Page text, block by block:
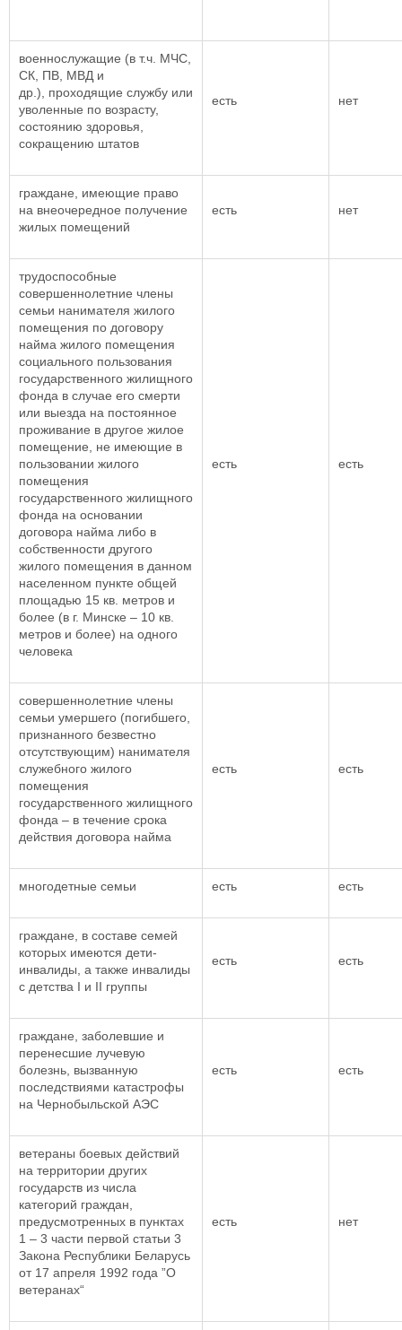
военнослужащие (в т.ч. МЧС,
СК, ПВ, МВД и
др.), проходящие службу или
уволенные по возрасту,
состоянию здоровья,
сокращению штатов
есть нет
граждане, имеющие право
на внеочередное получение
жилых помещений
есть нет
трудоспособные
совершеннолетние члены
семьи нанимателя жилого
помещения по договору
найма жилого помещения
социального пользования
государственного жилищного
фонда в случае его смерти
или выезда на постоянное
проживание в другое жилое
помещение, не имеющие в
пользовании жилого
помещения
государственного жилищного
фонда на основании
договора найма либо в
собственности другого
жилого помещения в данном
населенном пункте общей
площадью 15 кв. метров и
более (в г. Минске – 10 кв.
метров и более) на одного
человека
есть есть
совершеннолетние члены
семьи умершего (погибшего,
признанного безвестно
отсутствующим) нанимателя
служебного жилого
помещения
государственного жилищного
фонда – в течение срока
действия договора найма
есть есть
многодетные семьи есть есть
граждане, в составе семей
которых имеются дети-
инвалиды, а также инвалиды
с детства I и II группы
есть есть
граждане, заболевшие и
перенесшие лучевую
болезнь, вызванную
последствиями катастрофы
на Чернобыльской АЭС
есть есть
ветераны боевых действий
на территории других
государств из числа
категорий граждан,
предусмотренных в пунктах
1 – 3 части первой статьи 3
Закона Республики Беларусь
от 17 апреля 1992 года ”О
ветеранах“
есть нет